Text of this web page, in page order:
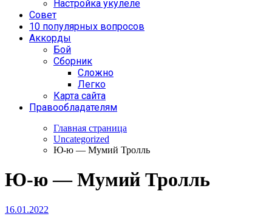
Настройка укулеле
Совет
10 популярных вопросов
Аккорды
Бой
Сборник
Сложно
Легко
Карта сайта
Правообладателям
Главная страница
Uncategorized
Ю-ю — Мумий Тролль
Ю-ю — Мумий Тролль
16.01.2022